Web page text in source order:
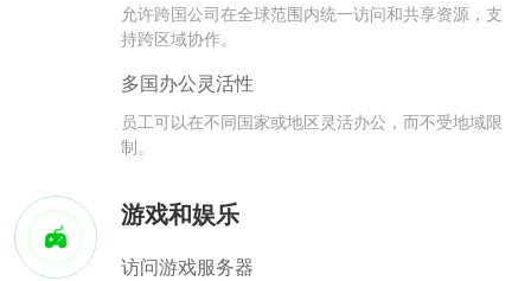
允许跨国公司在全球范围内统一访问和共享资源，支
持跨区域协作。
多国办公灵活性
员工可以在不同国家或地区灵活办公，而不受地域限
制。
游戏和娱乐
访问游戏服务器